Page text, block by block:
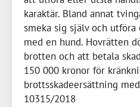
karaktär. Bland annat
smeka sig själv och
med en hund. Hovrätten
brotten och att betala
150 000 kronor för
brottsskadeersättning
10315/2018